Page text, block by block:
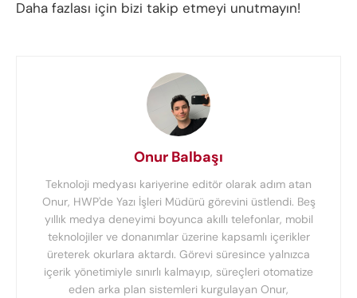
Daha fazlası için bizi takip etmeyi unutmayın!
Onur Balbaşı
Teknoloji medyası kariyerine editör olarak adım atan
Onur, HWP'de Yazı İşleri Müdürü görevini üstlendi. Beş
yıllık medya deneyimi boyunca akıllı telefonlar, mobil
teknolojiler ve donanımlar üzerine kapsamlı içerikler
üreterek okurlara aktardı. Görevi süresince yalnızca
içerik yönetimiyle sınırlı kalmayıp, süreçleri otomatize
eden arka plan sistemleri kurgulayan Onur,